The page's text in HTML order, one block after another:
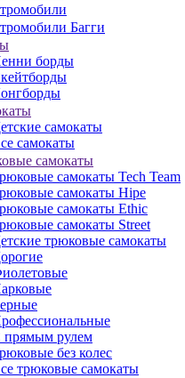
Багги
борды
самокаты
самокаты
самокаты
самокаты Tech Team
самокаты Hipe
самокаты Ethic
самокаты Street
трюковые самокаты
прямым рулем
без колес
трюковые самокаты